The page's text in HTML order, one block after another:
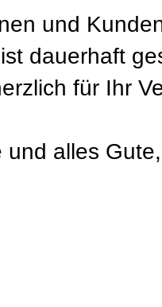
und
dauerhaft
für Ihr
und alles